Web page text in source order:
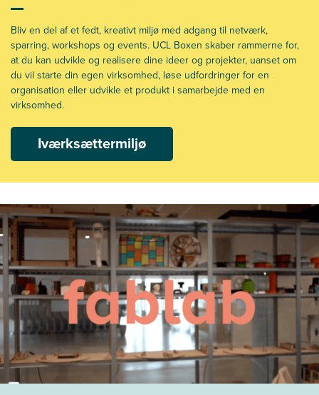
Bliv en del af et fedt, kreativt miljø med adgang til netværk,
sparring, workshops og events. UCL Boxen skaber rammerne for,
at du kan udvikle og realisere dine ideer og projekter, uanset om
du vil starte din egen virksomhed, løse udfordringer for en
organisation eller udvikle et produkt i samarbejde med en
virksomhed.
Iværksættermiljø